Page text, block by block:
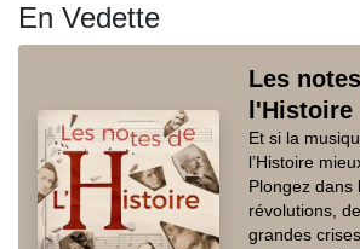
En Vedette
Les
l'Histoire
Et si la
l’Histoire
Plongez dans
révolutions,
grandes